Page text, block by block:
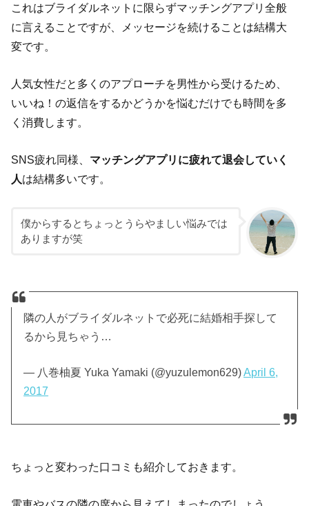
これはブライダルネットに限らずマッチングアプリ全般
に言えることですが、メッセージを続けることは結構大
変です。
人気女性だと多くのアプローチを男性から受けるため、
いいね！の返信をするかどうかを悩むだけでも時間を多
く消費します。
SNS疲れ同様、 マッチングアプリに疲れて退会していく
人は結構多いです。
僕からするとちょっとうらやましい悩みでは
ありますが笑
隣の人がブライダルネットで必死に結婚相手探して
るから見ちゃう…
— 八巻柚夏 Yuka Yamaki (@yuzulemon629)April 6,
2017
ちょっと変わった口コミも紹介しておきます。